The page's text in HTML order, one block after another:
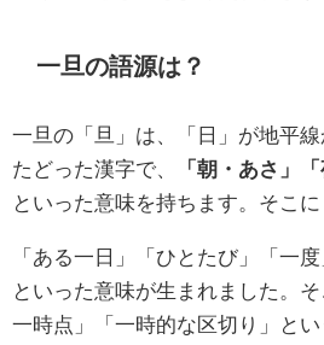
一旦の語源は？
一旦の「旦」は、「日」が地平
たどった漢字で、
「朝・あさ」
といった意味を持ちます。そこに
「ある一日」「ひとたび」「一度
といった意味が生まれました。
一時点」「一時的な区切り」と